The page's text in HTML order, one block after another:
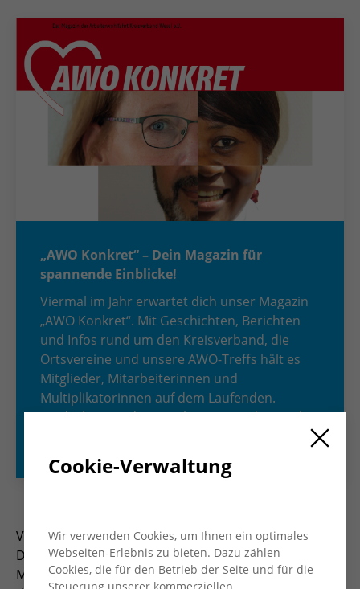
„AWO Konkret“ – Dein Magazin für
spannende Einblicke!
Viermal im Jahr erwartet dich unser Magazin
„AWO Konkret“. Mit Geschichten, Berichten
und Infos rund um den Kreisverband, die
Ortsvereine und unsere AWO-Treffs hält es
Mitglieder, Mitarbeiterinnen und
Multiplikatorinnen auf dem Laufenden.
Entdecke, was die AWO bewegt, und sei Teil
Viermal im Jahr erscheint das Magazin „AWO Konkret“.
Das Heft informiert Mitglieder, Mitarbeiter*innen und
Multiplikator*innen und bietet Einblicke in die Arbeit
Cookie-Verwaltung
Wir verwenden Cookies, um Ihnen ein optimales
Webseiten-Erlebnis zu bieten. Dazu zählen
Cookies, die für den Betrieb der Seite und für die
Steuerung unserer kommerziellen